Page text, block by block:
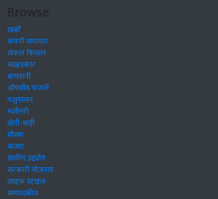
Browse
खबरें
कंपनी समाचार
सफल किसान
साक्षात्कार
बागवानी
औषधीय फसलें
पशुपालन
मशीनरी
खेती-बाड़ी
मौसम
बाजार
ग्रामीण उद्द्योग
सरकारी योजनाएं
लाइफ स्टाइल
सम्पादकीय